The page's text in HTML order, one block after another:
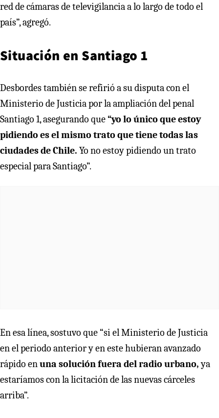
red de cámaras de televigilancia a lo largo de todo el
país”, agregó.
Situación en Santiago 1
Desbordes también se refirió a su disputa con el
Ministerio de Justicia por la ampliación del penal
Santiago 1, asegurando que“yo lo único que estoy
pidiendo es el mismo trato que tiene todas las
ciudades de Chile. Yo no estoy pidiendo un trato
especial para Santiago”.
En esa línea, sostuvo que “si el Ministerio de Justicia
en el periodo anterior y en este hubieran avanzado
rápido enuna solución fuera del radio urbano,ya
estaríamos con la licitación de las nuevas cárceles
arriba”.